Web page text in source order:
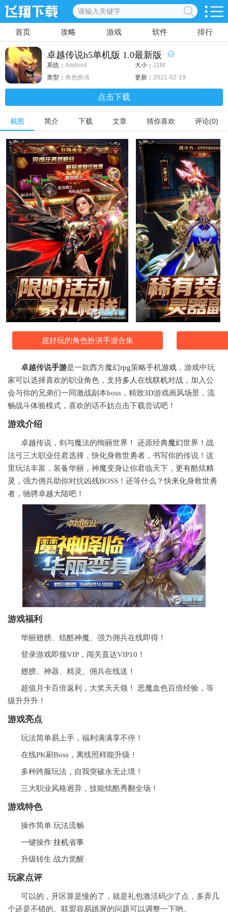
首页 攻略 游戏 软件 排行
卓越传说h5单机版 1.0最新版
系统： Android 大小： 11M
类型： 角色扮演 更新： 2021-02-19
点击下载
截图 简介 下载 文章 猜你喜欢 评论(0)
超好玩的角色扮演手游合集
卓越传说手游是一款西方魔幻rpg策略手机游戏 ，游戏中玩
家可以选择喜欢的职业角色，支持多人在线联机对战，加入公
会与你的兄弟们一同激战副本boss，精致3D游戏画风场景，流
畅战斗体验模式，喜欢的话不妨点击下载尝试吧！
游戏介绍
卓越传说，剑与魔法的绚丽世界！ 还原经典魔幻世界！战
法弓三大职业任君选择，快化身救世勇者，书写你的传说！这
里玩法丰富，装备华丽，神魔变身让你君临天下，更有酷炫精
灵 ，强力佣兵助你对抗凶残BOSS！还等什么？快来化身救世勇
者，驰骋卓越大陆吧！
游戏福利
华丽翅膀、炫酷神魔、强力佣兵在线即得！
登录游戏即领VIP，闯关直达VIP10！
翅膀、神器、精灵、佣兵在线送！
超值月卡百倍返利，大奖天天领！ 恶魔血色百倍经验，等
级升升升！
游戏亮点
玩法简单易上手，福利满满享不停！
在线PK刷Boss，离线照样能升级！
多种跨服玩法，自我突破永无止境！
三大职业风格迥异，技能炫酷秀翻全场！
游戏特色
操作简单 玩法流畅
一键操作 挂机省事
升级转生 战力觉醒
玩家点评
可以的，开区算是慢的了，就是礼包激活码少了点，多弄几
个还是不错的。联盟容易跳屏的问题可以调整一下哟。